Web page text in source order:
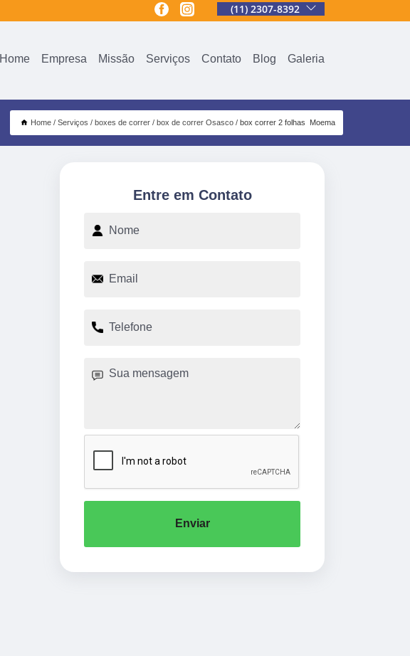
(11) 2307-8392
Home Empresa Missão Serviços Contato Blog Galeria
Home Serviços boxes de correr box de correr Osasco box correr 2 folhas Moema
Entre em Contato
Enviar